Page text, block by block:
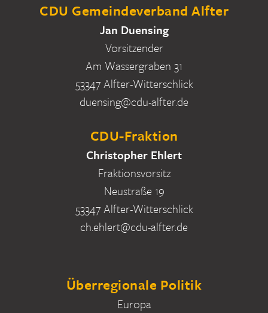
CDU Gemeindeverband Alfter
Jan Duensing
Vorsitzender
Am Wassergraben 31
53347 Alfter-Witterschlick
duensing@cdu-alfter.de
CDU-Fraktion
Christopher Ehlert
Fraktionsvorsitz
Neustraße 19
53347 Alfter-Witterschlick
ch.ehlert@cdu-alfter.de
Überregionale Politik
Europa